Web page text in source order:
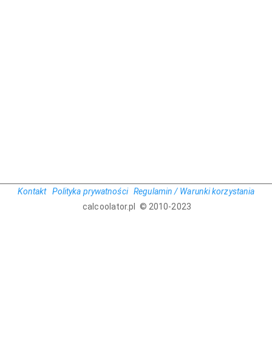
Kontakt Polityka prywatności Regulamin / Warunki korzystania
calcoolator.pl © 2010-2023